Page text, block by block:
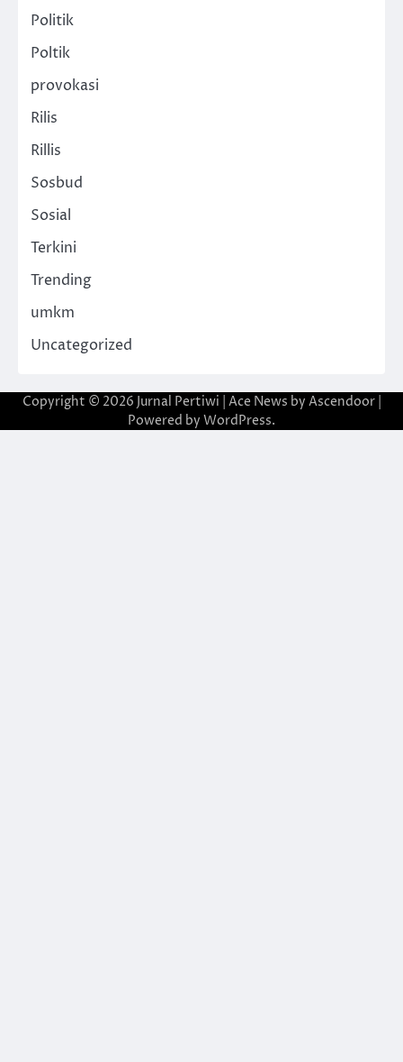
Politik
Poltik
provokasi
Rilis
Rillis
Sosbud
Sosial
Terkini
Trending
umkm
Uncategorized
Copyright © 2026 Jurnal Pertiwi | Ace News by Ascendoor|
Powered by WordPress.